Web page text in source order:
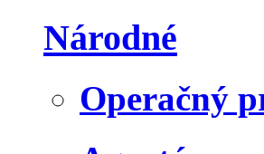
Národné
Operačný